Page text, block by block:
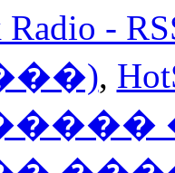
Radio
,